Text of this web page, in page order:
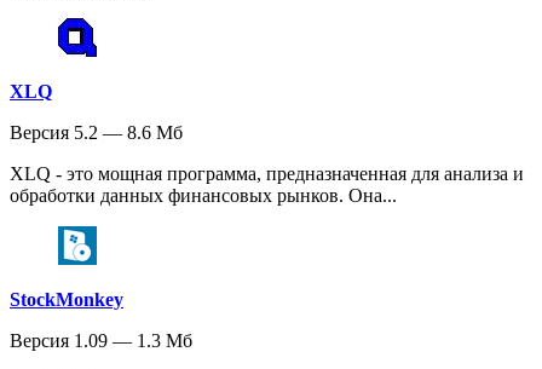
XLQ
Версия 5.2 — 8.6 Мб
XLQ - это мощная программа, предназначенная для анализа и
обработки данных финансовых рынков. Она...
StockMonkey
Версия 1.09 — 1.3 Мб